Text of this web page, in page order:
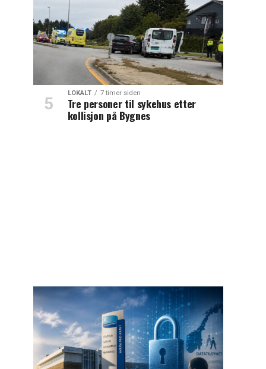
LOKALT 7 timer siden
Tre personer til sykehus etter
kollisjon på Bygnes